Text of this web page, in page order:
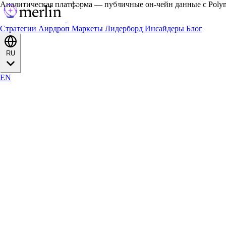
Стратегии Аирдроп Маркеты Лидерборд Инсайдеры Блог
EN
Аналитическая платформа — публичные он-чейн данные с